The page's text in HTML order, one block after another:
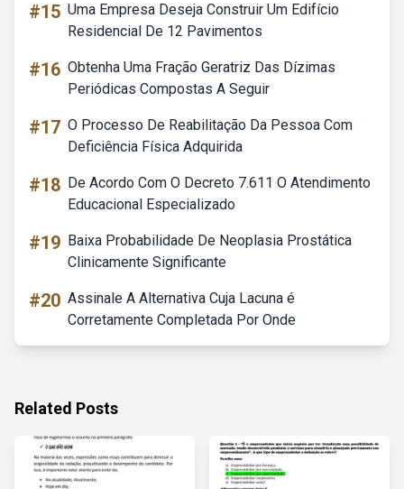
#15 Uma Empresa Deseja Construir Um Edifício
Residencial De 12 Pavimentos
#16 Obtenha Uma Fração Geratriz Das Dízimas
Periódicas Compostas A Seguir
#17 O Processo De Reabilitação Da Pessoa Com
Deficiência Física Adquirida
#18 De Acordo Com O Decreto 7.611 O Atendimento
Educacional Especializado
#19 Baixa Probabilidade De Neoplasia Prostática
Clinicamente Significante
#20 Assinale A Alternativa Cuja Lacuna é
Corretamente Completada Por Onde
Related Posts